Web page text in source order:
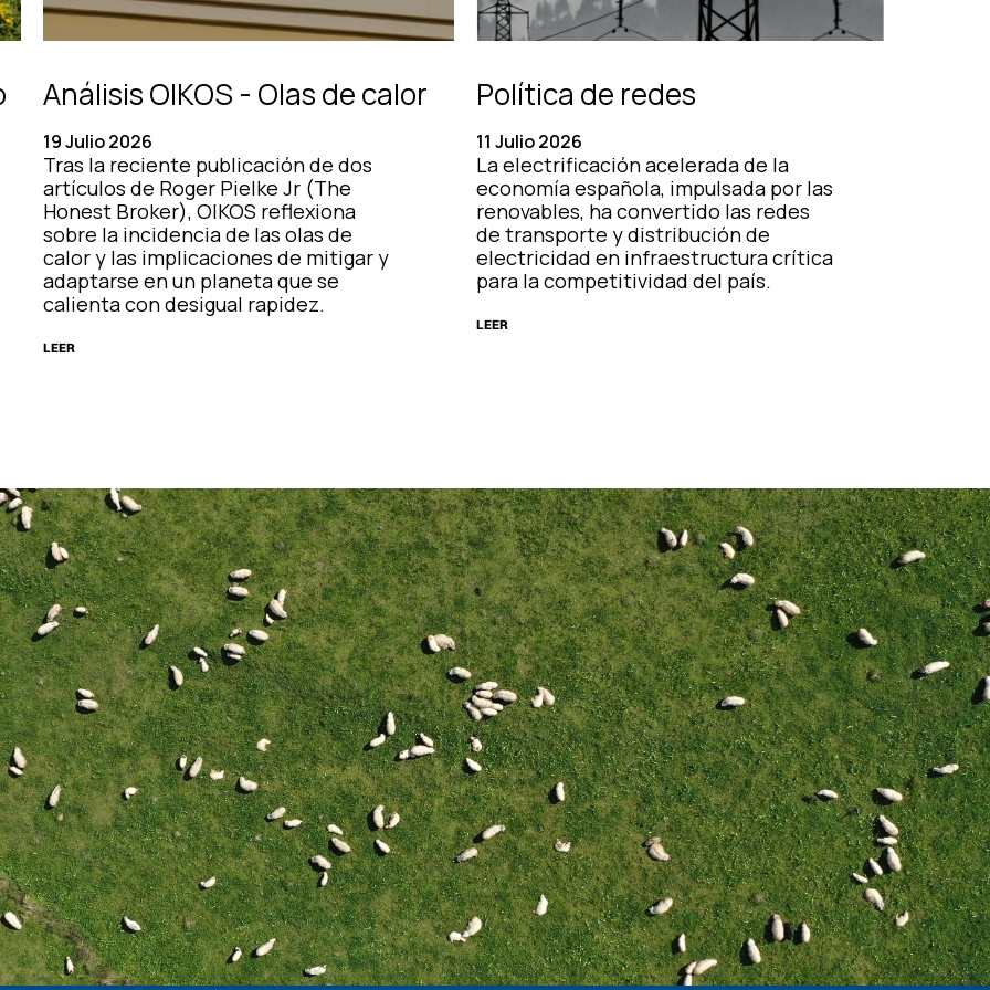
Análisis OIKOS - Olas de calor
19 Julio 2026
Tras la reciente publicación de dos
artículos de Roger Pielke Jr (The
Honest Broker), OIKOS reflexiona
sobre la incidencia de las olas de
calor y las implicaciones de mitigar y
adaptarse en un planeta que se
calienta con desigual rapidez.
LEER
Política de redes
11 Julio 2026
La electrificación acelerada de la
economía española, impulsada por las
renovables, ha convertido las redes
de transporte y distribución de
electricidad en infraestructura crítica
para la competitividad del país.
LEER